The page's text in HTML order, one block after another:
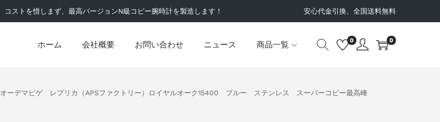
コストを惜しまず、最高バージョンN級コピー腕時計を製造します！ 安心代金引換、全国送料無料
ホーム 会社概要 お問い合わせ ニュース 商品一覧 0 0
オーデマピゲ レプリカ（APSファクトリー）ロイヤルオーク15400 ブルー ステンレス スーパーコピー最高峰